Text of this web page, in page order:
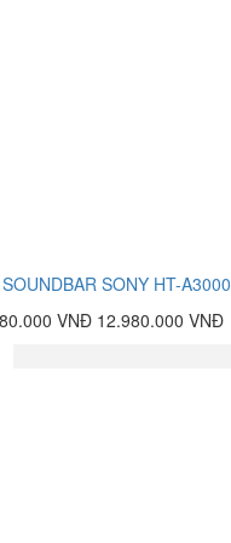
SONY HT-A3000
VNĐ 12.980.000 VNĐ